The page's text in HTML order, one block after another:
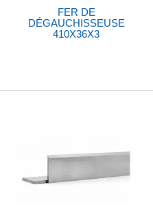
FER DE
DÉGAUCHISSEUSE
410X36X3